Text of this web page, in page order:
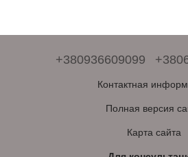
+380936609099
Контактная
Полная версия
Карта сайта